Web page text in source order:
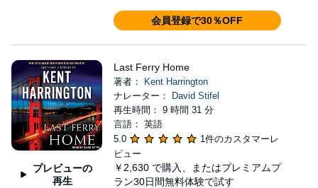
会員登録で30％OFF
プレビューの
再生
Last Ferry Home
著者：
Kent Harrington
ナレーター：
David Stifel
再生時間： 9 時間 31 分
言語： 英語
5.0
1件のカスタマーレ
ビュー
￥2,630 で購入、またはプレミアムプ
ラン30日間無料体験で試す